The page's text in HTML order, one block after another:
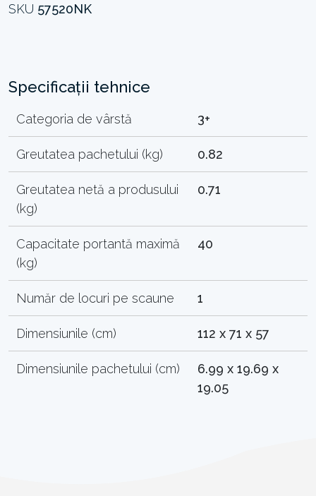
SKU 57520NK
Specificații tehnice
Categoria de vârstă 3+
Greutatea pachetului (kg) 0.82
Greutatea netă a produsului
(kg)
0.71
Capacitate portantă maximă
(kg)
40
Număr de locuri pe scaune 1
Dimensiunile (cm) 112 x 71 x 57
Dimensiunile pachetului (cm)
6.99 x 19.69 x
19.05